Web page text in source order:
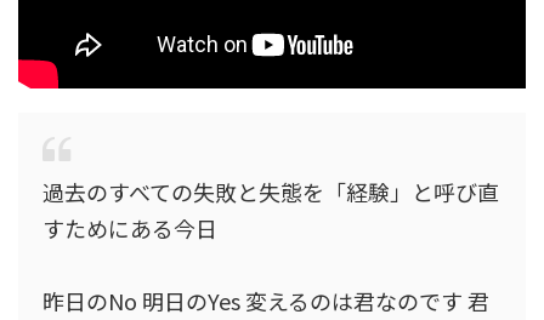
過去のすべての失敗と失態を「経験」と呼び直
すためにある今日
昨日のNo 明日のYes 変えるのは君なのです 君